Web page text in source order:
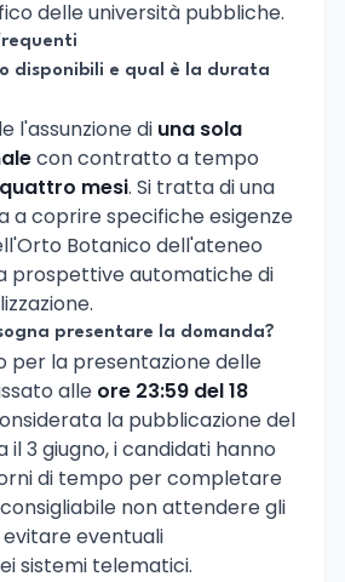
delle università pubbliche.
disponibili e qual è la durata
l'assunzione di una sola
con contratto a tempo
quattro mesi. Si tratta di una
a coprire specifiche esigenze
Botanico dell'ateneo
prospettive automatiche di
presentare la domanda?
per la presentazione delle
alle ore 23:59 del 18
la pubblicazione del
il 3 giugno, i candidati hanno
di tempo per completare
non attendere gli
eventuali
sistemi telematici.